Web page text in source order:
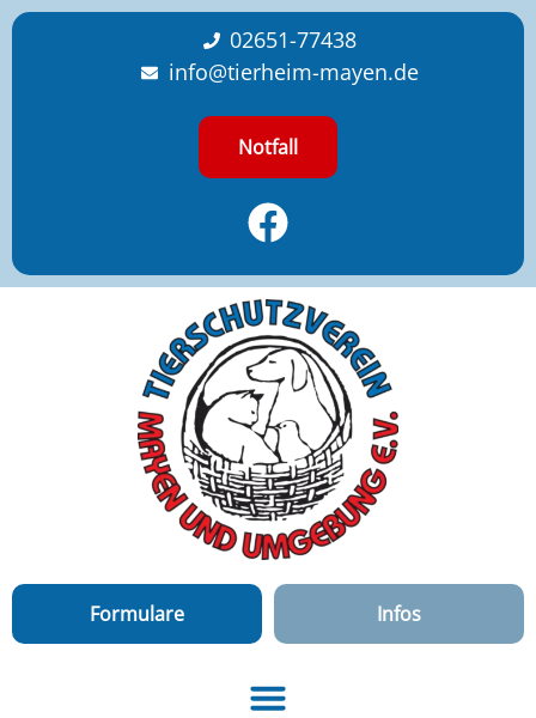
content
02651-77438
info@tierheim-mayen.de
Notfall
Formulare Infos